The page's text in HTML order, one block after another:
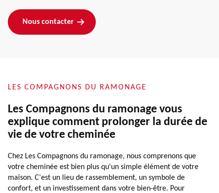
Nous contacter
LES COMPAGNONS DU RAMONAGE
Les Compagnons du ramonage vous
explique comment prolonger la durée de
vie de votre cheminée
Chez Les Compagnons du ramonage, nous comprenons que
votre cheminée est bien plus qu'un simple élément de votre
maison. C'est un lieu de rassemblement, un symbole de
confort, et un investissement dans votre bien-être. Pour